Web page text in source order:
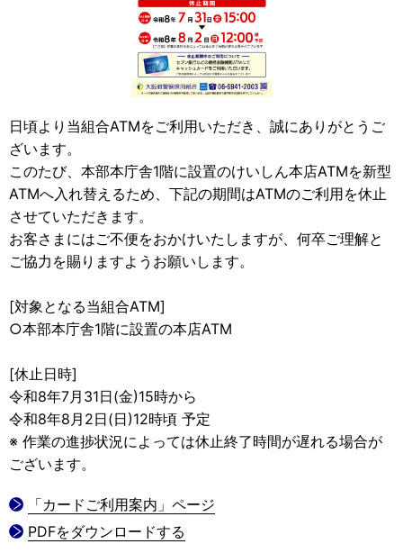
日頃より当組合ATMをご利用いただき、誠にありがとうご
ざいます。
このたび、本部本庁舎1階に設置のけいしん本店ATMを新型
ATMへ入れ替えるため、下記の期間はATMのご利用を休止
させていただきます。
お客さまにはご不便をおかけいたしますが、何卒ご理解と
ご協力を賜りますようお願いします。
[対象となる当組合ATM]
○本部本庁舎1階に設置の本店ATM
[休止日時]
令和8年7月31日(金)15時から
令和8年8月2日(日)12時頃 予定
※ 作業の進捗状況によっては休止終了時間が遅れる場合が
ございます。
「カードご利用案内」ページ
PDFをダウンロードする